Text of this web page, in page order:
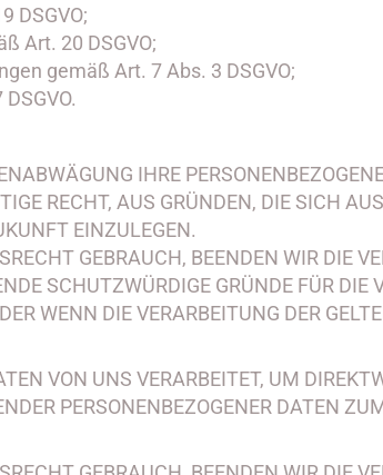
DSGVO;
Art. 20 DSGVO;
gemäß Art. 7 Abs. 3 DSGVO;
IHRE
RECHT, AUS GRÜNDEN, DIE SICH
EINZULEGEN.
GEBRAUCH, BEENDEN WIR DIE
SCHUTZWÜRDIGE GRÜNDE FÜR
WENN DIE VERARBEITUNG DER
VON UNS VERARBEITET, UM
PERSONENBEZOGENER DATEN